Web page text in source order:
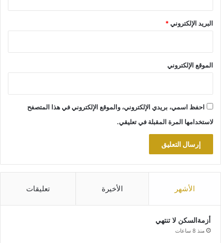
البريد الإلكتروني*
الموقع الإلكتروني
احفظ اسمي، بريدي الإلكتروني، والموقع الإلكتروني في هذا المتصفح
لاستخدامها المرة المقبلة في تعليقي.
الأشهر الأخيرة تعليقات
أزمةالسكن لا تنتهي
منذ 8 ساعات